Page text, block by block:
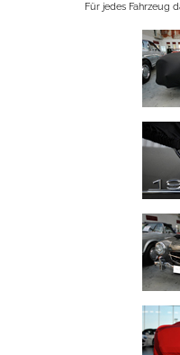
Für jedes Fahrzeug